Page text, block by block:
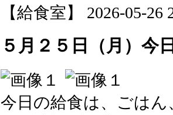
【給食室】 2026-05-26
５月２５日（月）今
今日の給食は、ごは